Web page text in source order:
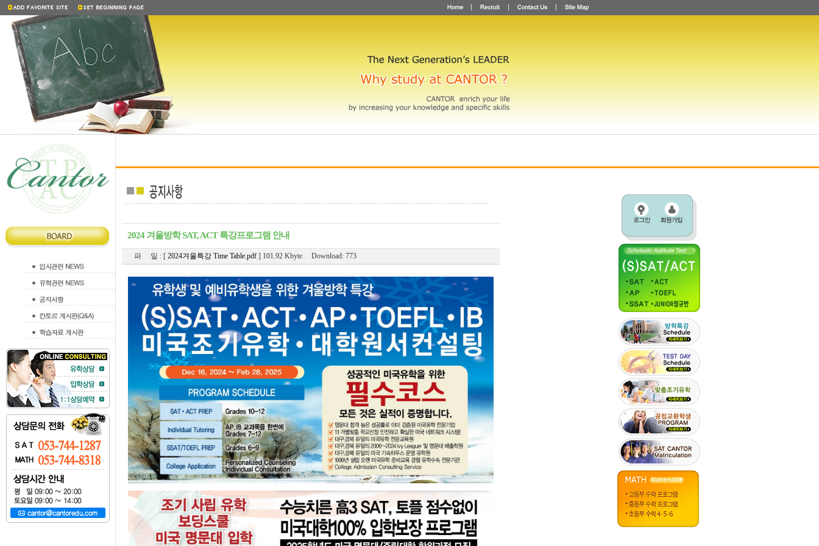
2024 겨울방학 SAT, ACT 특강프로그램 안내
파 일 : [ 2024겨울특강 Time Table.pdf ] 101.92 Kbyte Download: 773